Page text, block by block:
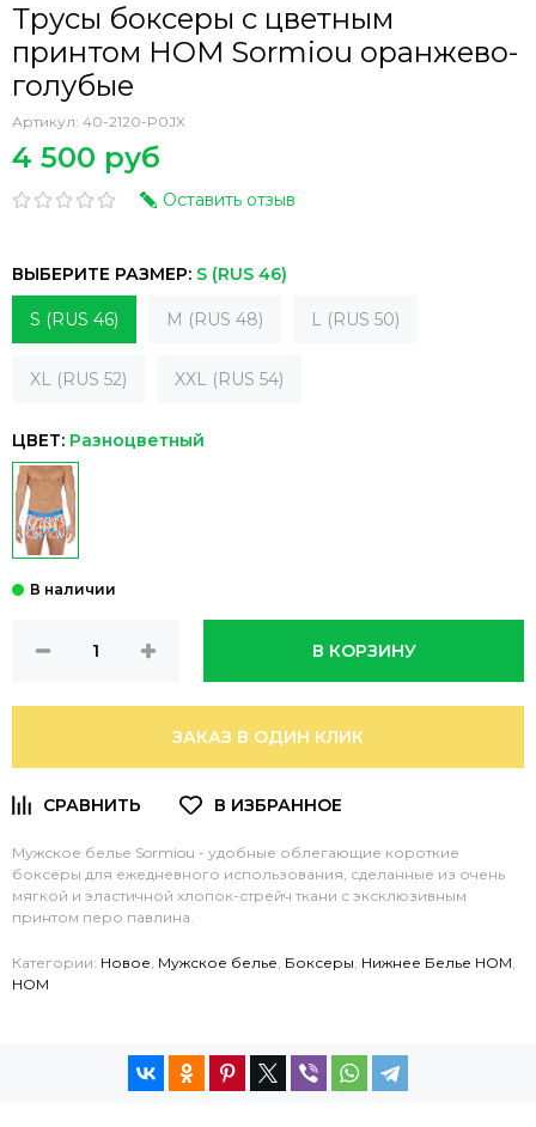
Трусы боксеры с цветным
принтом HOM Sormiou оранжево-
голубые
Артикул: 40-2120-P0JX
4 500 руб
Оставить отзыв
ВЫБЕРИТЕ РАЗМЕР: S (RUS 46)
S (RUS 46) M (RUS 48) L (RUS 50)
XL (RUS 52) XXL (RUS 54)
ЦВЕТ: Разноцветный
В КОРЗИНУ
ЗАКАЗ В ОДИН КЛИК
Мужское белье Sormiou - удобные облегающие короткие
боксеры для ежедневного использования, сделанные из очень
мягкой и эластичной хлопок-стрейч ткани с эксклюзивным
принтом перо павлина.
Категории: Новое, Мужское белье, Боксеры, Нижнее Белье HOM,
HOM